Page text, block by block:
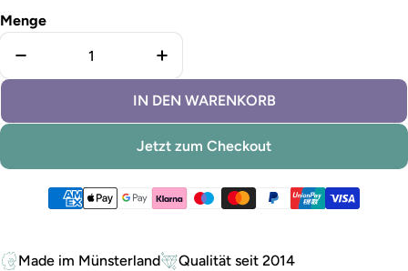
Menge
Menge für Kreidefarbe Sage verringern
Menge für Kreidefarbe Sage
IN DEN WARENKORB
Jetzt zum Checkout
Zahlungsmethoden
Made im Münsterland
Qualität seit 2014